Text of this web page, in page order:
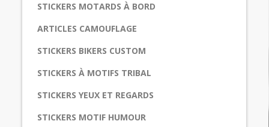
STICKERS MOTARDS À BORD
ARTICLES CAMOUFLAGE
STICKERS BIKERS CUSTOM
STICKERS À MOTIFS TRIBAL
STICKERS YEUX ET REGARDS
STICKERS MOTIF HUMOUR